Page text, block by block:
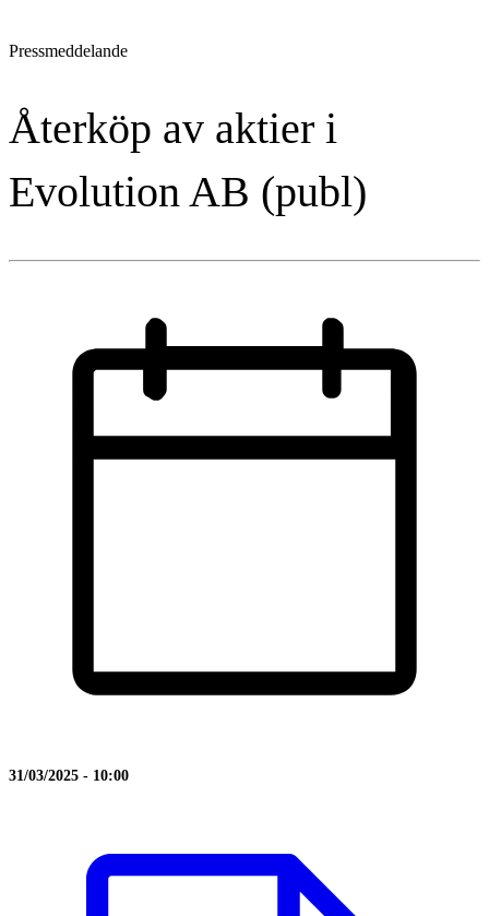
Pressmeddelande
Återköp av aktier i
Evolution AB (publ)
31/03/2025 - 10:00